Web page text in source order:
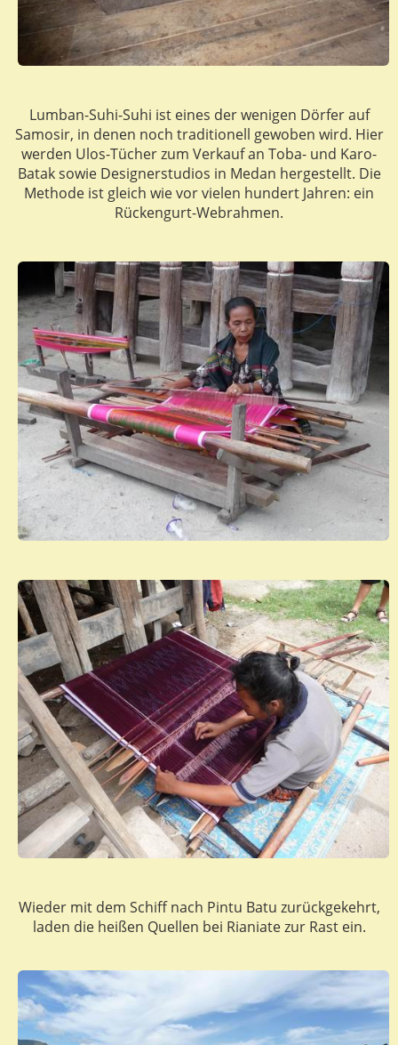
Lumban-Suhi-Suhi ist eines der wenigen Dörfer auf
Samosir, in denen noch traditionell gewoben wird. Hier
werden Ulos-Tücher zum Verkauf an Toba- und Karo-
Batak sowie Designerstudios in Medan hergestellt. Die
Methode ist gleich wie vor vielen hundert Jahren: ein
Rückengurt-Webrahmen.
Wieder mit dem Schiff nach Pintu Batu zurückgekehrt,
laden die heißen Quellen bei Rianiate zur Rast ein.